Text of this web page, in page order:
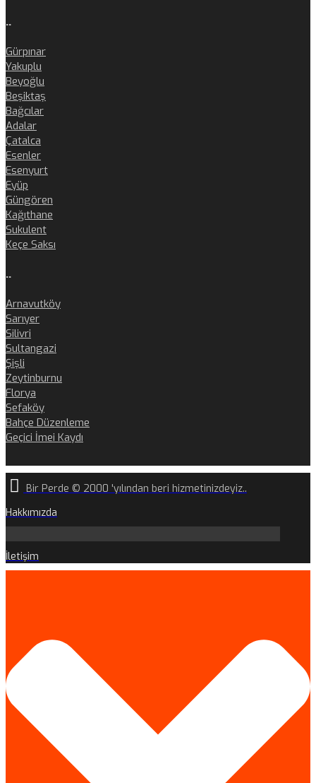
..
Gürpınar
Yakuplu
Beyoğlu
Beşiktaş
Bağcılar
Adalar
Çatalca
Esenler
Esenyurt
Eyüp
Güngören
Kağıthane
Sukulent
Keçe Saksı
..
Arnavutköy
Sarıyer
Silivri
Sultangazi
Şişli
Zeytinburnu
Florya
Sefaköy
Bahçe Düzenleme
Geçici İmei Kaydı
Bir Perde © 2000 'yılından beri hizmetinizdeyiz..
Hakkımızda
İletişim